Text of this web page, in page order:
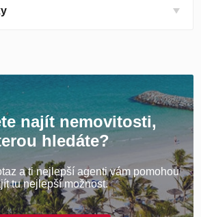
najít nemovitosti,
hledáte?
a ti nejlepší agenti vám pomohou
tu nejlepší možnost.